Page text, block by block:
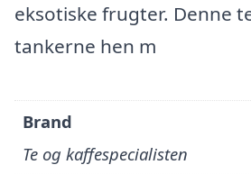
eksotiske frugter. Denne
tankerne hen m
Brand
Te og kaffespecialisten